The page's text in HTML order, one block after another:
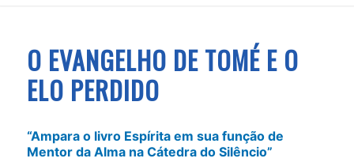
O EVANGELHO DE TOMÉ E O
ELO PERDIDO
“Ampara o livro Espírita em sua função de
Mentor da Alma na Cátedra do Silêncio”